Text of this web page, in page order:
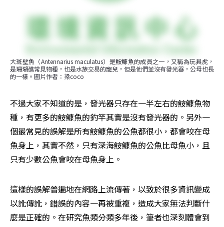
大斑壁魚（Antennarius maculatus）是鮟鱇魚的成員之一，又稱為玩具虎，
是珊瑚礁常見物種，也是水族交易的寵兒，但是他們並沒有發光器，公母也長
的一樣。圖片作者：梁coco
不過大家不知道的是，發光器只存在一半左右的鮟鱇魚物
種，有更多的鮟鱇魚的釣竿其實是沒有發光器的。另外一
個最常見的誤解是所有鮟鱇魚的公魚都很小，都會咬在母
魚身上，其實不然，只有深海鮟鱇魚的公魚比母魚小，且
只有少數公魚會咬在母魚身上。
這樣的誤解普遍地在網路上流傳著，以致於很多資訊變成
以訛傳訛，錯誤的內容一再被重複，造成大家無法判斷什
麼是正確的。在研究魚類分類多年後，筆者也深刻體會到